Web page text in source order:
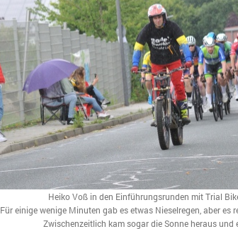
Heiko Voß in den Einführungsrunden mit Trial
Für einige wenige Minuten gab es etwas Nieselregen, aber es
Zwischenzeitlich kam sogar die Sonne heraus und